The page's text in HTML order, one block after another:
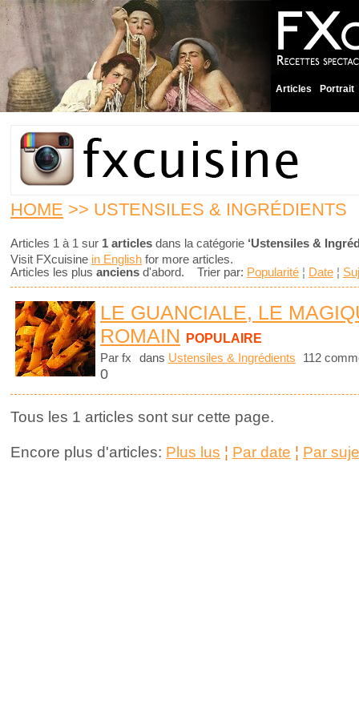
Articles Portrait
HOME >> USTENSILES & INGRÉDIENTS
Articles 1 à 1 sur 1 articles dans la catégorie ‘Ustensiles &
Visit FXcuisine in English for more articles.
Articles les plus anciens d'abord. Trier par: Popularité ¦ Date ¦
LE GUANCIALE, LE
ROMAIN POPULAIRE
Par fx dans Ustensiles & Ingrédients 112
0
Tous les 1 articles sont sur cette page.
Encore plus d'articles: Plus lus ¦ Par date ¦ Par